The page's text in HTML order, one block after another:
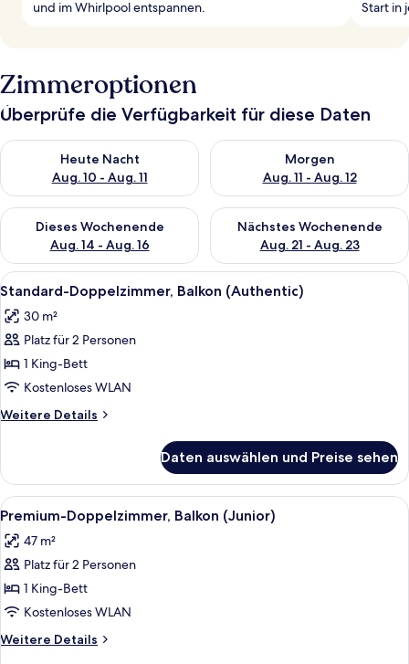
und im Whirlpool entspannen.
Start in
Zimmeroptionen
Überprüfe die Verfügbarkeit für diese Daten
Heute Nacht
Aug. 10 - Aug. 11
Überprüfe die Verfügbarkeit für heute Nacht, Aug. 10 - Aug.
Morgen
Aug. 11 - Aug. 12
Überprüfe die Verfügbarkeit
Dieses Wochenende
Aug. 14 - Aug. 16
Überprüfe die Verfügbarkeit für dieses Wochenende, Aug. 14
Nächstes Wochenende
Aug. 21 - Aug. 23
Überprüfe die Verfügbarkeit
Alle
Fotos
für
Standard-
Doppelzimmer,
Balkon
(Authentic)
anzeigen
Ein Hotelzimmer mit Holzwänden,
6
Standard-Doppelzimmer, Balkon (Authentic)
30 m²
Platz für 2 Personen
1 King-Bett
Kostenloses WLAN
Weitere Details
Weitere
Doppelzimmer,
Balkon
(Authentic)
Daten auswählen und Preise sehen
Alle
Fotos
für
Premium-
Doppelzimmer,
Balkon
(Junior)
anzeigen
Ein modernes Wohnzimmer mit
5
Premium-Doppelzimmer, Balkon (Junior)
47 m²
Platz für 2 Personen
1 King-Bett
Kostenloses WLAN
Weitere Details
Weitere